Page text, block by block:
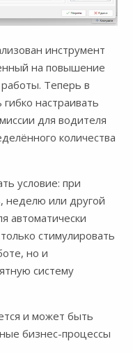
инструмент
на повышение
Теперь в
настраивать
для водителя
количества
условие: при
неделю или другой
автоматически
стимулировать
но и
систему
и может быть
бизнес-процессы